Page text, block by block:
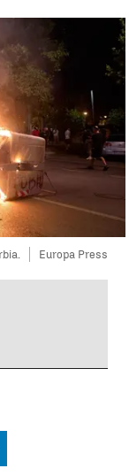
Europa Press